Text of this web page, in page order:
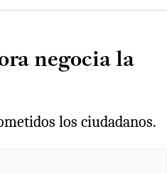
negocia la
los ciudadanos.